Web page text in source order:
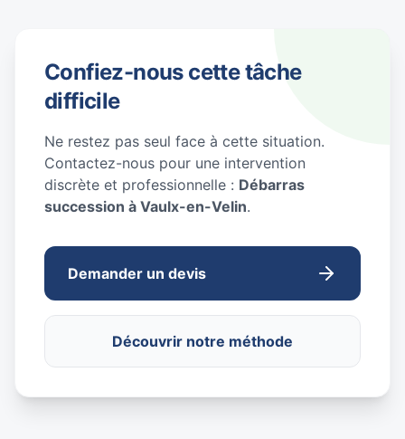
Confiez-nous cette tâche
difficile
Ne restez pas seul face à cette situation.
Contactez-nous pour une intervention
discrète et professionnelle : Débarras
succession à Vaulx-en-Velin.
Demander un devis
Découvrir notre méthode